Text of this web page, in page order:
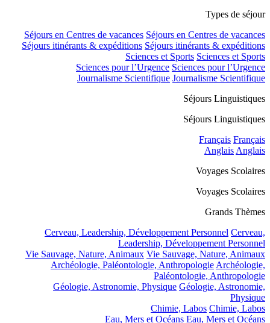
Types de séjour
Séjours en Centres de vacances Séjours en Centres de vacances
Séjours itinérants & expéditions Séjours itinérants & expéditions
Sciences et Sports Sciences et Sports
Sciences pour l’Urgence Sciences pour l’Urgence
Journalisme Scientifique Journalisme Scientifique
Séjours Linguistiques
Séjours Linguistiques
Français Français
AnglaisAnglais
Voyages Scolaires
Voyages Scolaires
Grands Thèmes
Cerveau, Leadership, Développement Personnel Cerveau,
Leadership, Développement Personnel
Vie Sauvage, Nature, Animaux Vie Sauvage, Nature, Animaux
Archéologie, Paléontologie, AnthropologieArchéologie,
Paléontologie, Anthropologie
Géologie, Astronomie, Physique Géologie, Astronomie,
Physique
Chimie, Labos Chimie, Labos
Eau, Mers et Océans Eau, Mers et Océans